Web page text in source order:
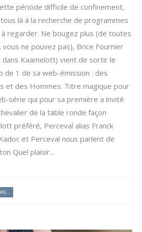
période difficile de confinement,
là à la recherche de programmes
à regarder. Ne bougez plus (de toutes
vous ne pouvez pas), Brice Fournier
dans Kaamelott) vient de sortir le
de 1 de sa web-émission : des
et des Hommes. Titre magique pour
série qui pour sa première a invité
de la table ronde façon
préféré, Perceval alias Franck
et Perceval nous parlent de
Quel plaisir...